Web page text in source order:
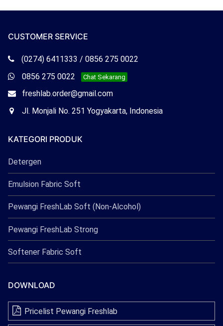
CUSTOMER SERVICE
Telepon
Freshlab
(0274) 6411333 / 0856 275 0022
Whatsapp
Freshlab
0856 275 0022 Chat Sekarang
Email
Freshlab
freshlab.order@gmail.com
OfficeJl. Monjali No. 251 Yogyakarta, Indonesia
KATEGORI PRODUK
Detergen
Emulsion Fabric Soft
Pewangi FreshLab Soft (Non-Alcohol)
Pewangi FreshLab Strong
Softener Fabric Soft
DOWNLOAD
Pricelist Pewangi Freshlab